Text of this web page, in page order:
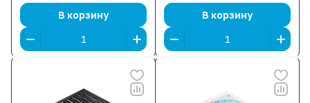
В корзину В корзину